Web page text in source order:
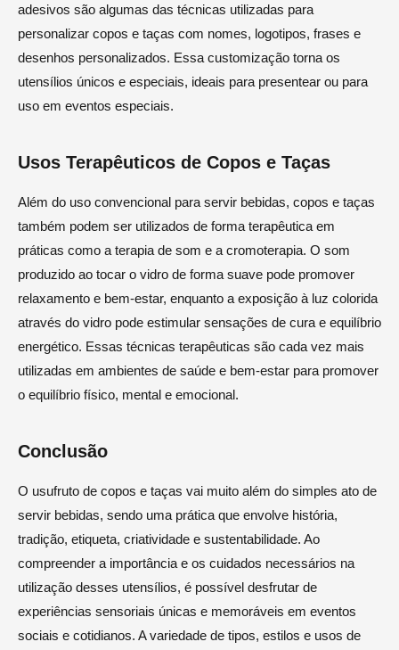
adesivos são algumas das técnicas utilizadas para
personalizar copos e taças com nomes, logotipos, frases e
desenhos personalizados. Essa customização torna os
utensílios únicos e especiais, ideais para presentear ou para
uso em eventos especiais.
Usos Terapêuticos de Copos e Taças
Além do uso convencional para servir bebidas, copos e taças
também podem ser utilizados de forma terapêutica em
práticas como a terapia de som e a cromoterapia. O som
produzido ao tocar o vidro de forma suave pode promover
relaxamento e bem-estar, enquanto a exposição à luz colorida
através do vidro pode estimular sensações de cura e equilíbrio
energético. Essas técnicas terapêuticas são cada vez mais
utilizadas em ambientes de saúde e bem-estar para promover
o equilíbrio físico, mental e emocional.
Conclusão
O usufruto de copos e taças vai muito além do simples ato de
servir bebidas, sendo uma prática que envolve história,
tradição, etiqueta, criatividade e sustentabilidade. Ao
compreender a importância e os cuidados necessários na
utilização desses utensílios, é possível desfrutar de
experiências sensoriais únicas e memoráveis em eventos
sociais e cotidianos. A variedade de tipos, estilos e usos de